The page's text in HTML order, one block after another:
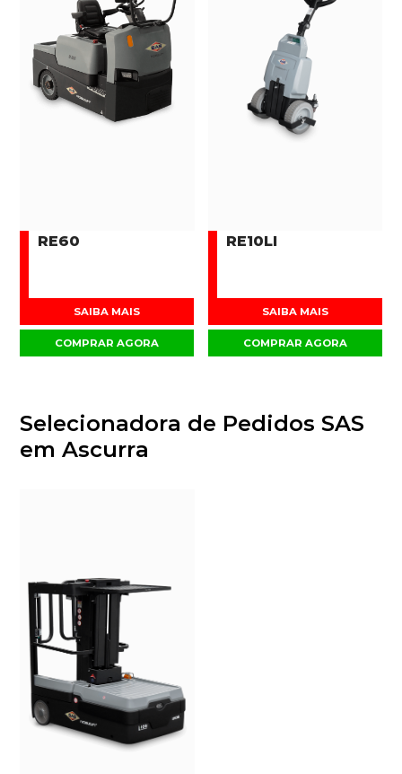
RE60
SAIBA MAIS
COMPRAR AGORA
RE10LI
SAIBA MAIS
COMPRAR AGORA
Selecionadora de Pedidos SAS
em Ascurra